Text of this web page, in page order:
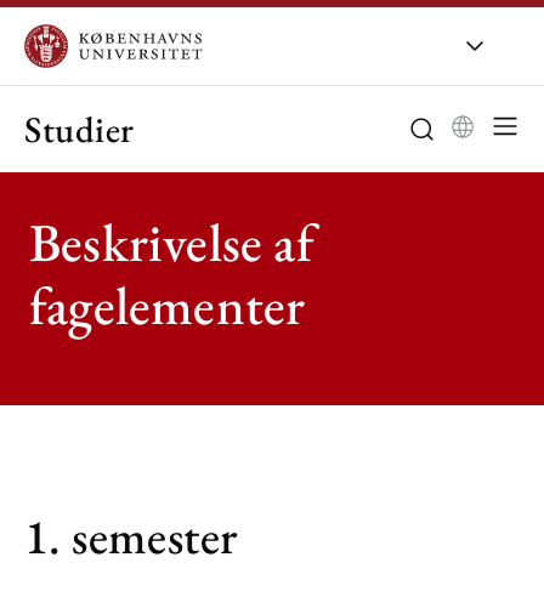
Studier
Beskrivelse af
fagelementer
1. semester